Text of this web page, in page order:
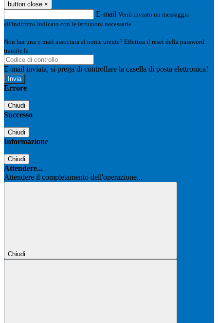
button close ×
E-mail Verrà inviato un messaggio
all'indirizzo indicato con le istruzioni necessarie.
Non hai una e-mail associata al nome utente? Effettua il reset della password
tramite la
E-mail inviata, si prega di controllare la casella di posta elettronica!
Errore
Chiudi
Successo
Chiudi
Informazione
Chiudi
Attendere...
Attendere il completamento dell'operazione...
Chiudi